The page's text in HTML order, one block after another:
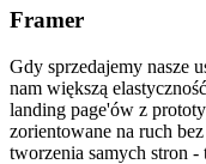
Framer
Gdy sprzedajemy nasze
nam większą
landing page'ów z
zorientowane na ruch
tworzenia samych stron